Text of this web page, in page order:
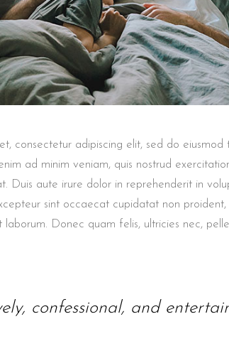
consectetur adipiscing elit, sed do
ad minim veniam, quis nostrud
Duis aute irure dolor in reprehenderit in
sint occaecat cupidatat non proident,
Donec quam felis, ultricies nec,
confessional, and